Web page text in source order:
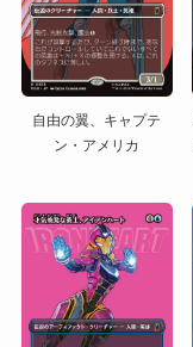
自由の翼、キャプテ
ン・アメリカ